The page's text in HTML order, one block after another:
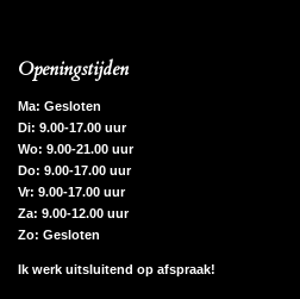
Openingstijden
Ma: Gesloten
Di: 9.00-17.00 uur
Wo: 9.00-21.00 uur
Do: 9.00-17.00 uur
Vr: 9.00-17.00 uur
Za: 9.00-12.00 uur
Zo: Gesloten
Ik werk uitsluitend op afspraak!